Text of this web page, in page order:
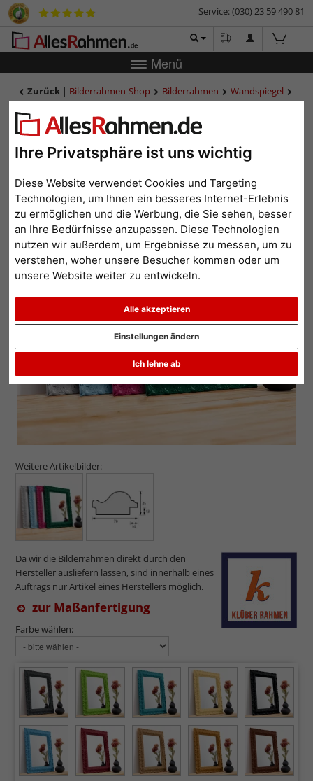
Ihre Privatsphäre ist uns wichtig
Diese Website verwendet Cookies und Targeting
Technologien, um Ihnen ein besseres Internet-Erlebnis
zu ermöglichen und die Werbung, die Sie sehen, besser
an Ihre Bedürfnisse anzupassen. Diese Technologien
nutzen wir außerdem, um Ergebnisse zu messen, um zu
verstehen, woher unsere Besucher kommen oder um
unsere Website weiter zu entwickeln.
Alle akzeptieren
Ich lehne ab
Einstellungen ändern
Service: (030) 23 59 490 81
Menü
Zurück | Bilderrahmen-Shop Bilderrahmen
Wandspiegel
Wandspiegel Salamanca Color nach Maß
Wandspiegel Salamanca
Color nach Maß
Weitere Artikelbilder:
Da wir die Bilderrahmen direkt durch den
Hersteller ausliefern lassen, sind innerhalb eines
Auftrags nur Artikel eines Herstellers möglich.
zur Maßanfertigung
Farbe wählen: